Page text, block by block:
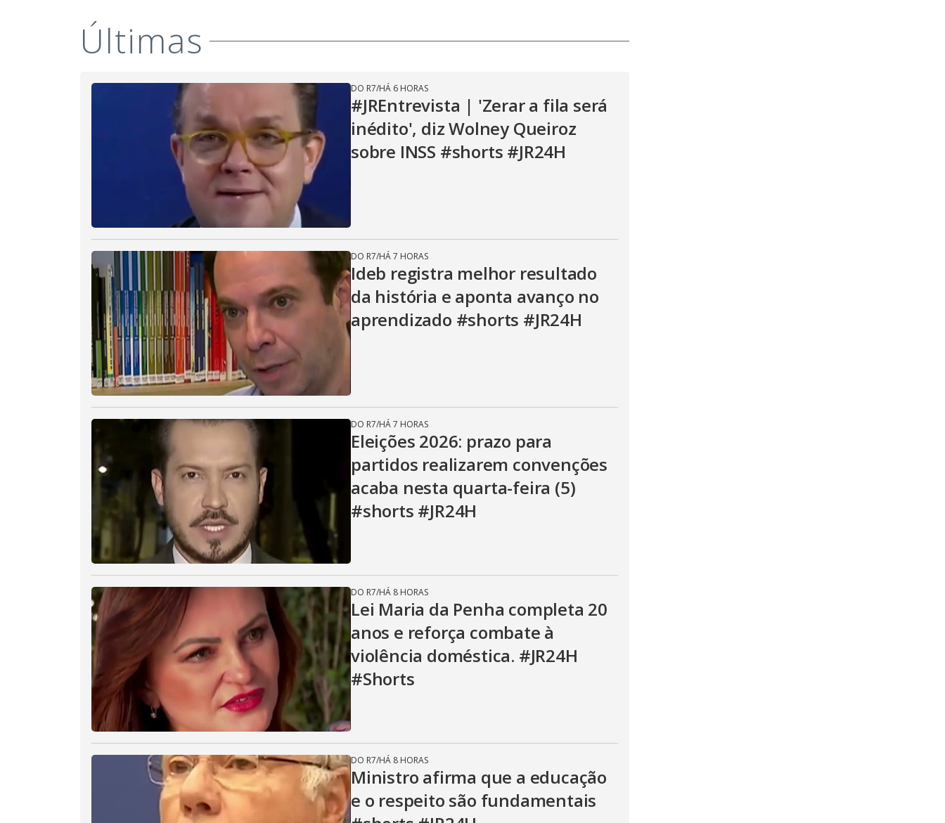
Últimas
DO R7/HÁ 6 HORAS
#JREntrevista | 'Zerar a fila será
inédito', diz Wolney Queiroz
sobre INSS #shorts #JR24H
DO R7/HÁ 7 HORAS
Ideb registra melhor resultado
da história e aponta avanço no
aprendizado #shorts #JR24H
DO R7/HÁ 7 HORAS
Eleições 2026: prazo para
partidos realizarem convenções
acaba nesta quarta-feira (5)
#shorts #JR24H
DO R7/HÁ 8 HORAS
Lei Maria da Penha completa 20
anos e reforça combate à
violência doméstica. #JR24H
#Shorts
DO R7/HÁ 8 HORAS
Ministro afirma que a educação
e o respeito são fundamentais